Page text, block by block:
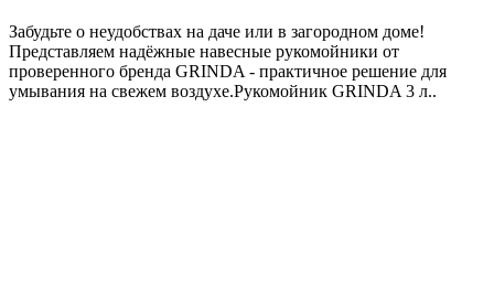
Забудьте о неудобствах на даче или в загородном доме!
Представляем надёжные навесные рукомойники от
проверенного бренда GRINDA - практичное решение для
умывания на свежем воздухе.Рукомойник GRINDA 3 л..